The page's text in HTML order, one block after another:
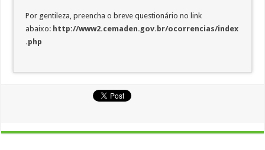
Por gentileza, preencha o breve questionário no link
abaixo: http://www2.cemaden.gov.br/ocorrencias/index
.php